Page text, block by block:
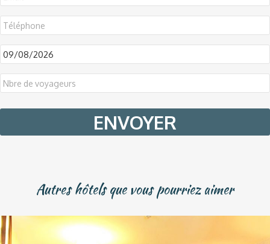
DD
slash
MM
Autres hôtels que vous pourriez aimer